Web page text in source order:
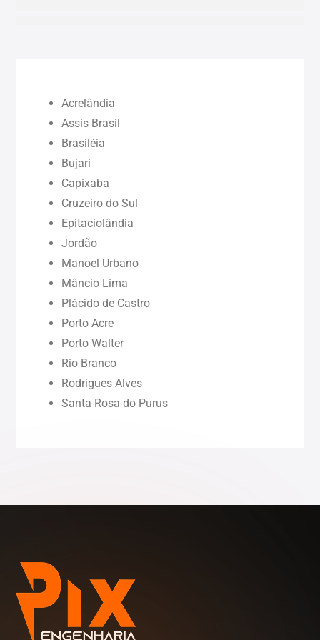
Paraíba (PB)
Piauí (PI)
Rondônia (RO)
Roraima (RR)
Acrelândia
Assis Brasil
Brasiléia
Bujari
Capixaba
Cruzeiro do Sul
Epitaciolândia
Jordão
Manoel Urbano
Mâncio Lima
Plácido de Castro
Porto Acre
Porto Walter
Rio Branco
Rodrigues Alves
Santa Rosa do Purus